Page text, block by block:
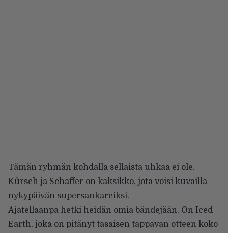
Tämän ryhmän kohdalla sellaista uhkaa ei ole.
Kürsch ja Schaffer on kaksikko, jota voisi kuvailla
nykypäivän supersankareiksi.
Ajatellaanpa hetki heidän omia bändejään. On Iced
Earth, joka on pitänyt tasaisen tappavan otteen koko